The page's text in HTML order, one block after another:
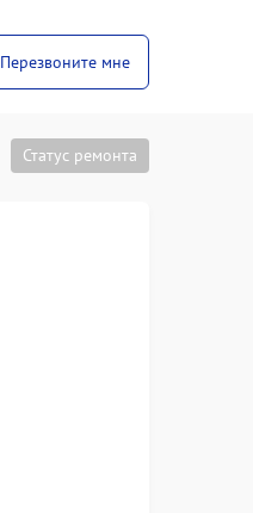
Перезвоните мне
Статус ремонта